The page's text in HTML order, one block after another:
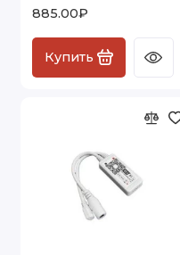
кн.)
885.00₽
Купить